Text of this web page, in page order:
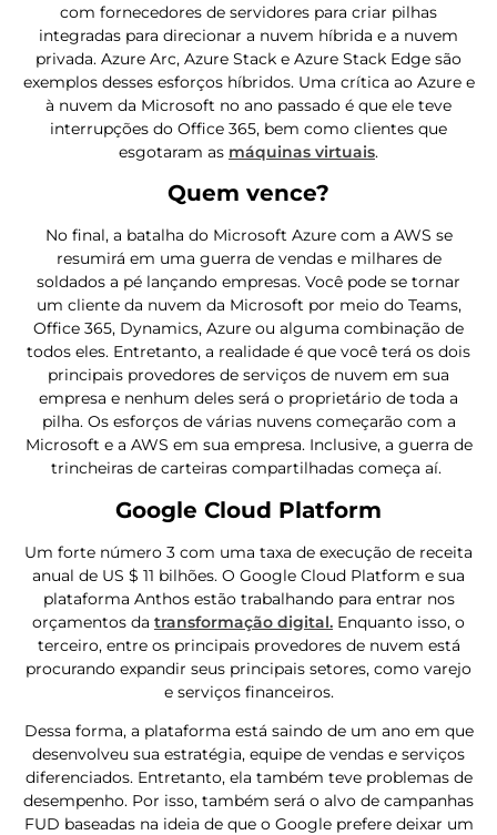
com fornecedores de servidores para criar pilhas
integradas para direcionar a nuvem híbrida e a nuvem
privada. Azure Arc, Azure Stack e Azure Stack Edge são
exemplos desses esforços híbridos. Uma crítica ao Azure e
à nuvem da Microsoft no ano passado é que ele teve
interrupções do Office 365, bem como clientes que
esgotaram as máquinas virtuais.
Quem vence?
No final, a batalha do Microsoft Azure com a AWS se
resumirá em uma guerra de vendas e milhares de
soldados a pé lançando empresas. Você pode se tornar
um cliente da nuvem da Microsoft por meio do Teams,
Office 365, Dynamics, Azure ou alguma combinação de
todos eles. Entretanto, a realidade é que você terá os dois
principais provedores de serviços de nuvem em sua
empresa e nenhum deles será o proprietário de toda a
pilha. Os esforços de várias nuvens começarão com a
Microsoft e a AWS em sua empresa. Inclusive, a guerra de
trincheiras de carteiras compartilhadas começa aí.
Google Cloud Platform
Um forte número 3 com uma taxa de execução de receita
anual de US $ 11 bilhões. O Google Cloud Platform e sua
plataforma Anthos estão trabalhando para entrar nos
orçamentos da transformação digital. Enquanto isso, o
terceiro, entre os principais provedores de nuvem está
procurando expandir seus principais setores, como varejo
e serviços financeiros.
Dessa forma, a plataforma está saindo de um ano em que
desenvolveu sua estratégia, equipe de vendas e serviços
diferenciados. Entretanto, ela também teve problemas de
desempenho. Por isso, também será o alvo de campanhas
FUD baseadas na ideia de que o Google prefere deixar um